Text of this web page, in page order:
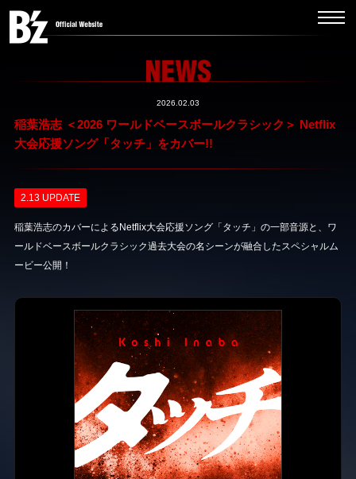
2026.02.03
稲葉浩志 ＜2026 ワールドベースボールクラシック＞ Netflix
大会応援ソング「タッチ」をカバー!!
2.13 UPDATE
稲葉浩志のカバーによるNetflix大会応援ソング「タッチ」の一部音源と、ワ
ールドベースボールクラシック過去大会の名シーンが融合したスペシャルム
ービー公開！